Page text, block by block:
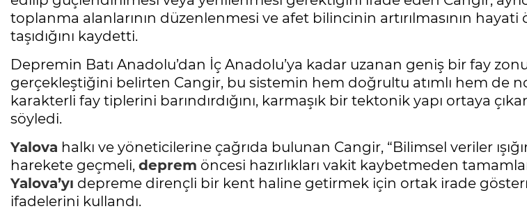
toplanma alanlarının düzenlenmesi ve afet bilincinin artırılmasının hayati
taşıdığını kaydetti.
Depremin Batı Anadolu’dan İç Anadolu’ya kadar uzanan geniş bir fay
gerçekleştiğini belirten Cangir, bu sistemin hem doğrultu atımlı hem de
karakterli fay tiplerini barındırdığını, karmaşık bir tektonik yapı ortaya
söyledi.
Yalova halkı ve yöneticilerine çağrıda bulunan Cangir, “Bilimsel veriler
harekete geçmeli, deprem öncesi hazırlıkları vakit kaybetmeden
Yalova’yı depreme dirençli bir kent haline getirmek için ortak irade
ifadelerini kullandı.